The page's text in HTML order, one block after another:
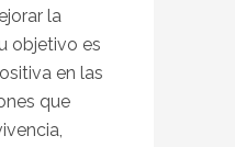
la
objetivo es
en las
que